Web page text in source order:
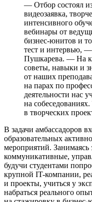
— Отбор состоял
видеозаявка,
интенсивного
вебинары от
бизнес-юнитов и
тест и интервью, —
Пушкарева. — На
советы, навыки и
от наших
на парах по
деятельности нас
на
в творческих
В задачи амбассадоров
образовательных
мероприятий. Занимаясь
коммуникативные,
будучи студентами
крупной IT-компании,
и проекты, учиться у
набраться реального